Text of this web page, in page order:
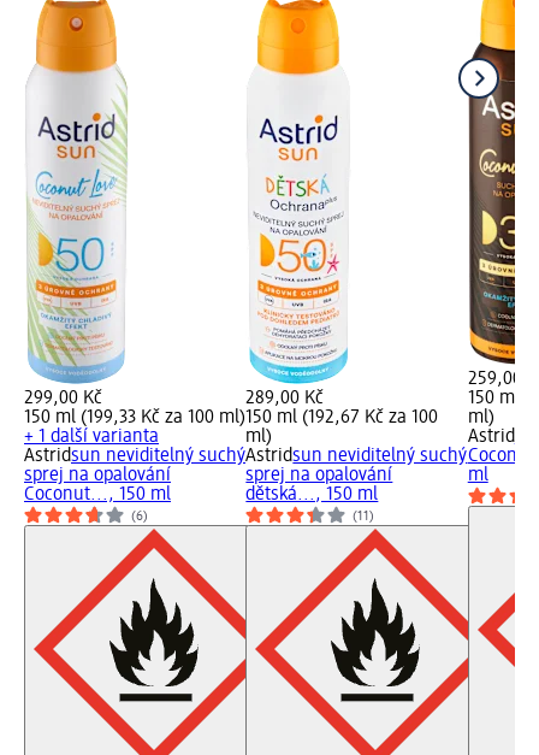
299,00 Kč
150 ml (199,33 Kč za 100 ml)
+ 1 další varianta
Astridsun neviditelný suchý
sprej na opalování
Coconut..., 150 ml
(6)
289,00 Kč
150 ml (192,67 Kč za 100
ml)
Astridsun neviditelný suchý
sprej na opalování
dětská..., 150 ml
(11)
259,00
150 ml
ml)
Astrid
Coconut
ml